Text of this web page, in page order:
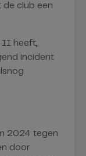
de club een
II heeft,
incident
2024 tegen
door